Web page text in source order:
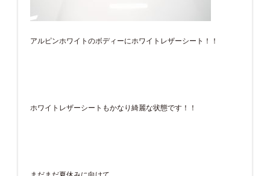
アルピンホワイトのボディーにホワイトレザーシート！！
ホワイトレザーシートもかなり綺麗な状態です！！